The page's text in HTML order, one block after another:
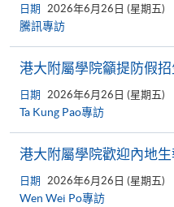
日期 2026年6月26日 (星期五)
騰訊專訪
港大附屬學院籲提防假招
日期 2026年6月26日 (星期五)
Ta Kung Pao專訪
港大附屬學院歡迎內地
日期 2026年6月26日 (星期五)
Wen Wei Po專訪